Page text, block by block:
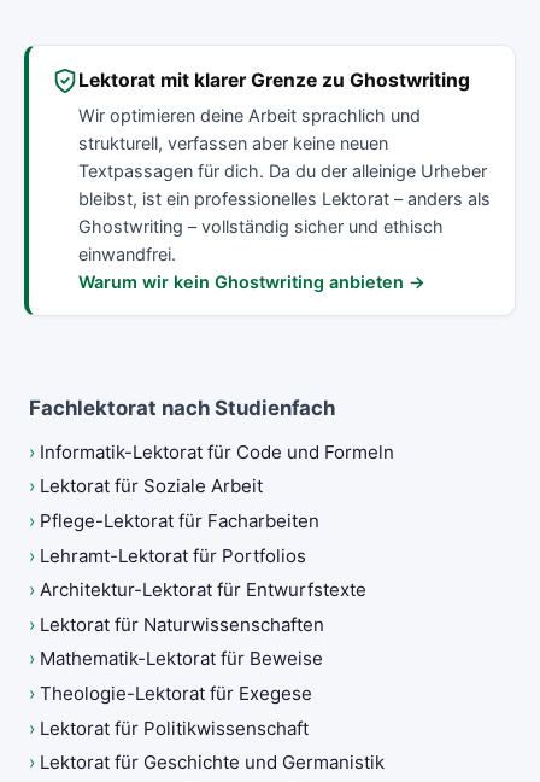
Lektorat mit klarer Grenze zu Ghostwriting
Wir optimieren deine Arbeit sprachlich und
strukturell, verfassen aber keine neuen
Textpassagen für dich. Da du der alleinige Urheber
bleibst, ist ein professionelles Lektorat – anders als
Ghostwriting – vollständig sicher und ethisch
einwandfrei.
Warum wir kein Ghostwriting anbieten →
Fachlektorat nach Studienfach
› Informatik-Lektorat für Code und Formeln
› Lektorat für Soziale Arbeit
› Pflege-Lektorat für Facharbeiten
› Lehramt-Lektorat für Portfolios
› Architektur-Lektorat für Entwurfstexte
› Lektorat für Naturwissenschaften
› Mathematik-Lektorat für Beweise
› Theologie-Lektorat für Exegese
› Lektorat für Politikwissenschaft
› Lektorat für Geschichte und Germanistik